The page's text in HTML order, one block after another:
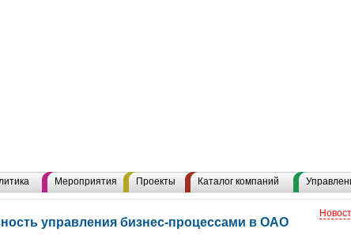
Мероприятия Проекты Каталог компаний
управления бизнес-процессами в ОАО